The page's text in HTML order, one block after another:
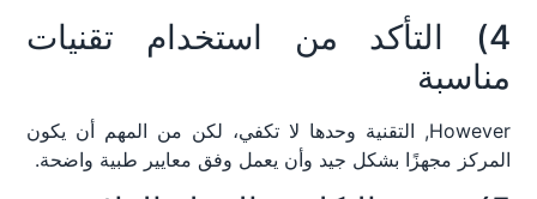
4) التأكد من استخدام تقنيات
مناسبة
However, التقنية وحدها لا تكفي، لكن من المهم أن يكون
المركز مجهزًا بشكل جيد وأن يعمل وفق معايير طبية واضحة.